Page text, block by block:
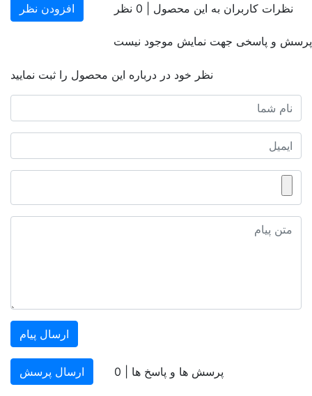
نظرات کاربران به این محصول | 0 نظر افزودن نظر
پرسش و پاسخی جهت نمایش موجود نیست
نظر خود در درباره این محصول را ثبت نمایید
ارسال پیام
پرسش ها و پاسخ ها | 0 ارسال پرسش